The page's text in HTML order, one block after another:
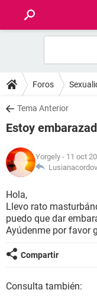
FOROS
SALUD
FAMILIA
NUTRICIÓN
BIENESTAR
SEXUALIDAD
GLOSARIO
Foros
Tema Anterior
Estoy
Yorgely - 11 oct
Hola,
Llevo rato
puedo que dar
Ayúdenme por favor
Compartir
Consulta también: